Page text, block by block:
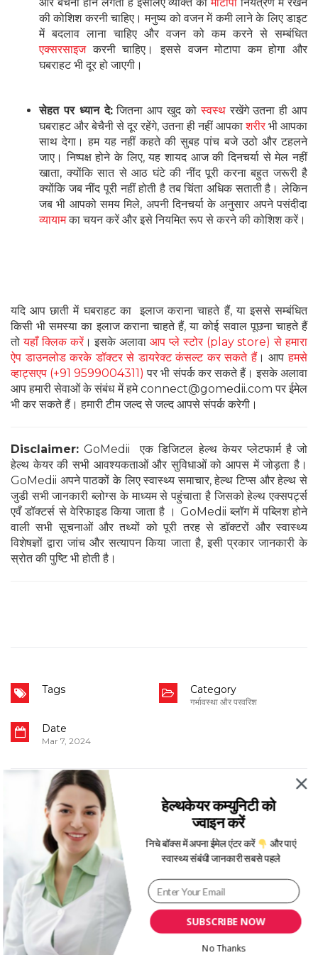
और बेचैनी होने लगती हैं इसलिए व्यक्ति कोमोटापा नियंत्रण में रखने
की कोशिश करनी चाहिए। मनुष्य को वजन में कमी लाने के लिए डाइट
में बदलाव लाना चाहिए और वजन को कम करने से सम्बंधित
एक्सरसाइजकरनी चाहिए। इससे वजन मोटापा कम होगा और
घबराहट भी दूर हो जाएगी।
सेहत पर ध्यान दे:जितना आप खुद कोस्वस्थरखेंगे उतना ही आप
घबराहट और बेचैनी से दूर रहेंगे, उतना ही नहीं आपकाशरीरभी आपका
साथ देगा। हम यह नहीं कहते की सुबह पांच बजे उठो और टहलने
जाए। निष्पक्ष होने के लिए, यह शायद आज की दिनचर्या से मेल नहीं
खाता, क्योंकि सात से आठ घंटे की नींद पूरी करना बहुत जरूरी है
क्योंकि जब नींद पूरी नहीं होती है तब चिंता अधिक सताती है। लेकिन
जब भी आपको समय मिले, अपनी दिनचर्या के अनुसार अपने पसंदीदा
व्यायामका चयन करें और इसे नियमित रूप से करने की कोशिश करें।
यदि आप छाती में घबराहट का इलाज कराना चाहते हैं, या इससे सम्बंधित
किसी भी समस्या का इलाज कराना चाहते हैं, या कोई सवाल पूछना चाहते हैं
तो यहाँ क्लिक करें। इसके अलावा आप प्ले स्टोर (play store) से हमारा
ऐप डाउनलोड करके डॉक्टर से डायरेक्ट कंसल्ट कर सकते हैं। आपहमसे
व्हाट्सएप (+91 9599004311) पर भी संपर्क कर सकते हैं। इसके अलावा
आप हमारी सेवाओं के संबंध में हमे connect@gomedii.com पर ईमेल
भी कर सकते हैं। हमारी टीम जल्द से जल्द आपसे संपर्क करेगी।
Disclaimer: GoMedii एक डिजिटल हेल्थ केयर प्लेटफार्म है जो
हेल्थ केयर की सभी आवश्यकताओं और सुविधाओं को आपस में जोड़ता है।
GoMedii अपने पाठकों के लिए स्वास्थ्य समाचार, हेल्थ टिप्स और हेल्थ से
जुडी सभी जानकारी ब्लोग्स के माध्यम से पहुंचाता है जिसको हेल्थ एक्सपर्ट्स
एवँ डॉक्टर्स से वेरिफाइड किया जाता है । GoMedii ब्लॉग में पब्लिश होने
वाली सभी सूचनाओं और तथ्यों को पूरी तरह से डॉक्टरों और स्वास्थ्य
विशेषज्ञों द्वारा जांच और सत्यापन किया जाता है, इसी प्रकार जानकारी के
स्रोत की पुष्टि भी होती है।
Tags Category
गर्भावस्था और परवरिश
Date
Mar 7, 2024
Written By Tanya Kohli
More Posts From: गर्भावस्था और परवरिश
SUBSCRIBE NOW
हेल्थकेयर कम्युनिटी को
ज्वाइन करें
निचे बॉक्स में अपना ईमेल एंटर करें
और पाएं
स्वास्थ्य संबंधी जानकारी सबसे पहले
No Thanks